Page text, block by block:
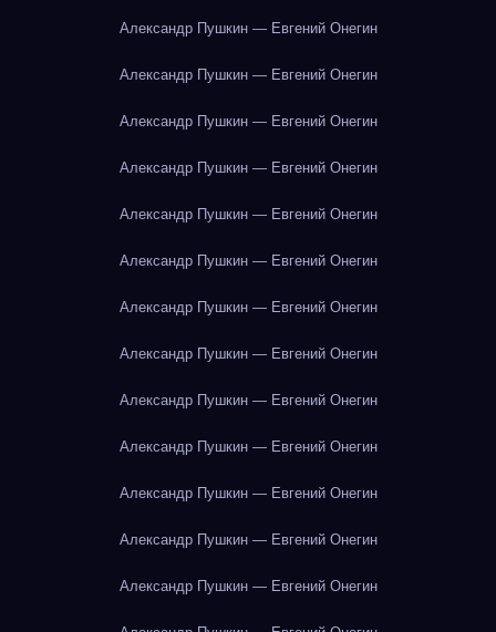
Александр Пушкин — Евгений Онегин
Александр Пушкин — Евгений Онегин
Александр Пушкин — Евгений Онегин
Александр Пушкин — Евгений Онегин
Александр Пушкин — Евгений Онегин
Александр Пушкин — Евгений Онегин
Александр Пушкин — Евгений Онегин
Александр Пушкин — Евгений Онегин
Александр Пушкин — Евгений Онегин
Александр Пушкин — Евгений Онегин
Александр Пушкин — Евгений Онегин
Александр Пушкин — Евгений Онегин
Александр Пушкин — Евгений Онегин